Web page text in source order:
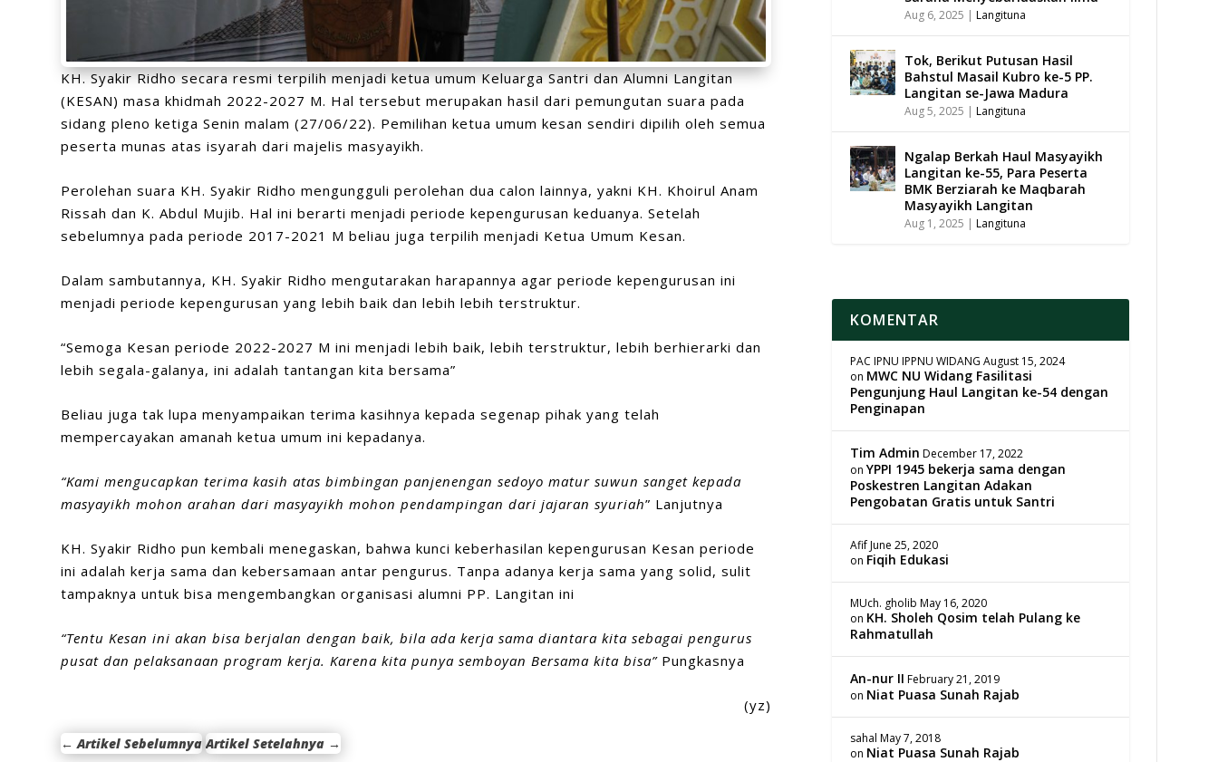
KH. Syakir Ridho secara resmi terpilih menjadi ketua umum Keluarga Santri dan Alumni Langitan
(KESAN) masa khidmah 2022-2027 M. Hal tersebut merupakan hasil dari pemungutan suara pada
sidang pleno ketiga Senin malam (27/06/22). Pemilihan ketua umum kesan sendiri dipilih oleh semua
peserta munas atas isyarah dari majelis masyayikh.
Perolehan suara KH. Syakir Ridho mengungguli perolehan dua calon lainnya, yakni KH. Khoirul Anam
Rissah dan K. Abdul Mujib. Hal ini berarti menjadi periode kepengurusan keduanya. Setelah
sebelumnya pada periode 2017-2021 M beliau juga terpilih menjadi Ketua Umum Kesan.
Dalam sambutannya, KH. Syakir Ridho mengutarakan harapannya agar periode kepengurusan ini
menjadi periode kepengurusan yang lebih baik dan lebih lebih terstruktur.
“Semoga Kesan periode 2022-2027 M ini menjadi lebih baik, lebih terstruktur, lebih berhierarki dan
lebih segala-galanya, ini adalah tantangan kita bersama”
Beliau juga tak lupa menyampaikan terima kasihnya kepada segenap pihak yang telah
mempercayakan amanah ketua umum ini kepadanya.
“Kami mengucapkan terima kasih atas bimbingan panjenengan sedoyo matur suwun sanget kepada
masyayikh mohon arahan dari masyayikh mohon pendampingan dari jajaran syuriah” Lanjutnya
KH. Syakir Ridho pun kembali menegaskan, bahwa kunci keberhasilan kepengurusan Kesan periode
ini adalah kerja sama dan kebersamaan antar pengurus. Tanpa adanya kerja sama yang solid, sulit
tampaknya untuk bisa mengembangkan organisasi alumni PP. Langitan ini
“Tentu Kesan ini akan bisa berjalan dengan baik, bila ada kerja sama diantara kita sebagai pengurus
pusat dan pelaksanaan program kerja. Karena kita punya semboyan Bersama kita bisa”Pungkasnya
(yz)
←Artikel Sebelumnya Artikel Setelahnya →
Aug 6, 2025 | Langituna
Tok, Berikut Putusan Hasil
Bahstul Masail Kubro ke-5 PP.
Langitan se-Jawa Madura
Aug 5, 2025 | Langituna
Ngalap Berkah Haul Masyayikh
Langitan ke-55, Para Peserta
BMK Berziarah ke Maqbarah
Masyayikh Langitan
Aug 1, 2025 | Langituna
KOMENTAR
PAC IPNU IPPNU WIDANG August 15, 2024
on MWC NU Widang Fasilitasi
Pengunjung Haul Langitan ke-54 dengan
Penginapan
Tim Admin December 17, 2022
onYPPI 1945 bekerja sama dengan
Poskestren Langitan Adakan
Pengobatan Gratis untuk Santri
AfifJune 25, 2020
on Fiqih Edukasi
MUch. gholib May 16, 2020
on KH. Sholeh Qosim telah Pulang ke
Rahmatullah
An-nur II February 21, 2019
on Niat Puasa Sunah Rajab
sahal May 7, 2018
on Niat Puasa Sunah Rajab